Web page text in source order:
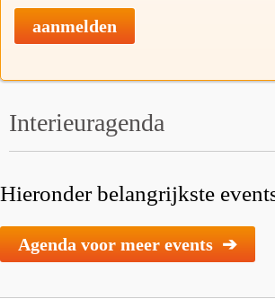
aanmelden
Interieuragenda
Hieronder belangrijkste
Agenda voor meer events ➔